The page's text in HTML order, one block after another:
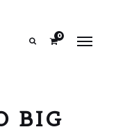
0
BIG